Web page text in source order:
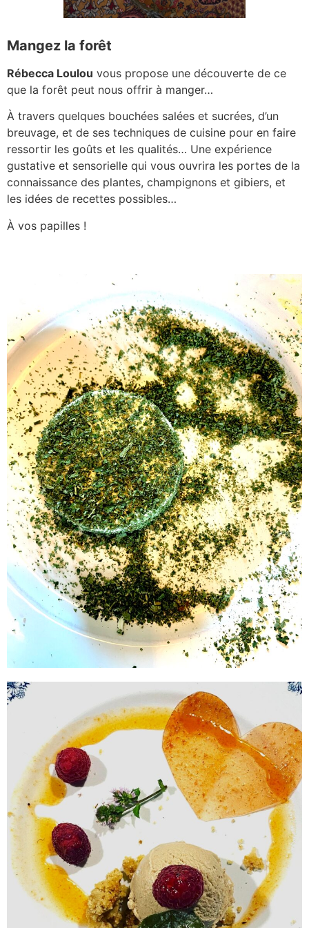
Mangez la forêt
Rébecca Loulou vous propose une découverte de ce
que la forêt peut nous offrir à manger…
À travers quelques bouchées salées et sucrées, d’un
breuvage, et de ses techniques de cuisine pour en faire
ressortir les goûts et les qualités… Une expérience
gustative et sensorielle qui vous ouvrira les portes de la
connaissance des plantes, champignons et gibiers, et
les idées de recettes possibles…
À vos papilles !